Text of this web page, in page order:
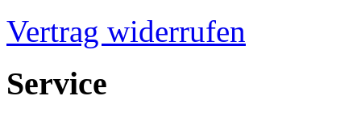
Vertrag widerrufen
Service